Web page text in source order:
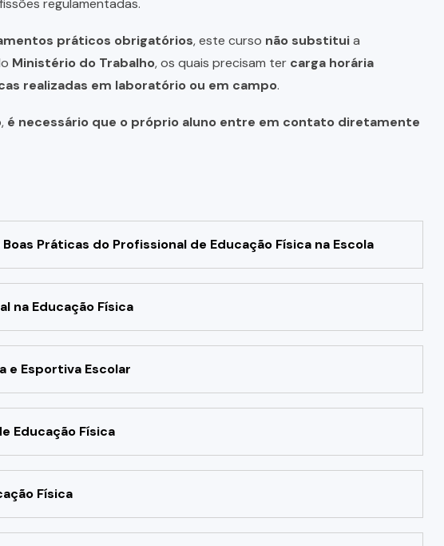
regulamentadas.
práticos obrigatórios, este curso não substituia
Ministério do Trabalho, os quais precisam ter carga horária
realizadas em laboratório ou em campo.
é necessário que o próprio aluno entre em contato diretamente
Práticas do Profissional de Educação Física na Escola
na Educação Física
e Esportiva Escolar
Educação Física
Física